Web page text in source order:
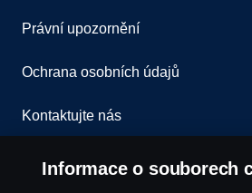
Právní upozornění
Ochrana osobních údajů
Kontaktujte nás
Všeobecné obchodní podmínky
Informace o souborech